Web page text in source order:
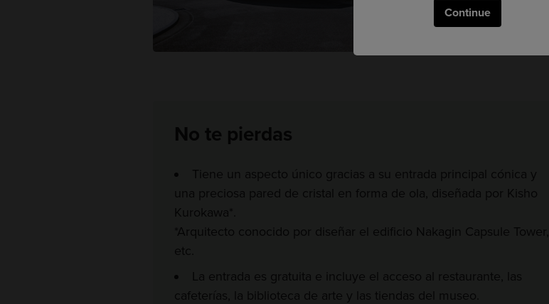
Continue
No te pierdas
Tiene un aspecto único gracias a su entrada principal cónica y
una preciosa pared de cristal en forma de ola, diseñada por Kisho
Kurokawa*.
*Arquitecto conocido por diseñar el edificio Nakagin Capsule Tower,
etc.
La entrada es gratuita e incluye el acceso al restaurante, las
cafeterías, la biblioteca de arte y las tiendas del museo.